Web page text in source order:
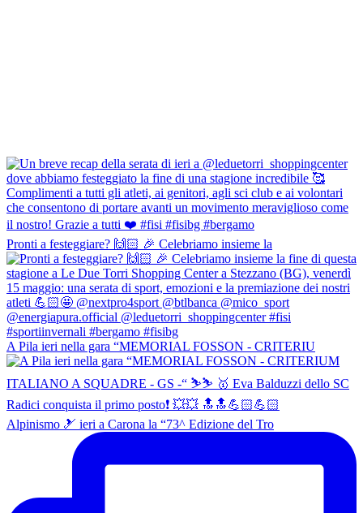
Pronti a festeggiare? 🙌🏻 🎉 Celebriamo insieme la
A Pila ieri nella gara “MEMORIAL FOSSON - CRITERIU
Alpinismo 🎿 ieri a Carona la “73^ Edizione del Tro